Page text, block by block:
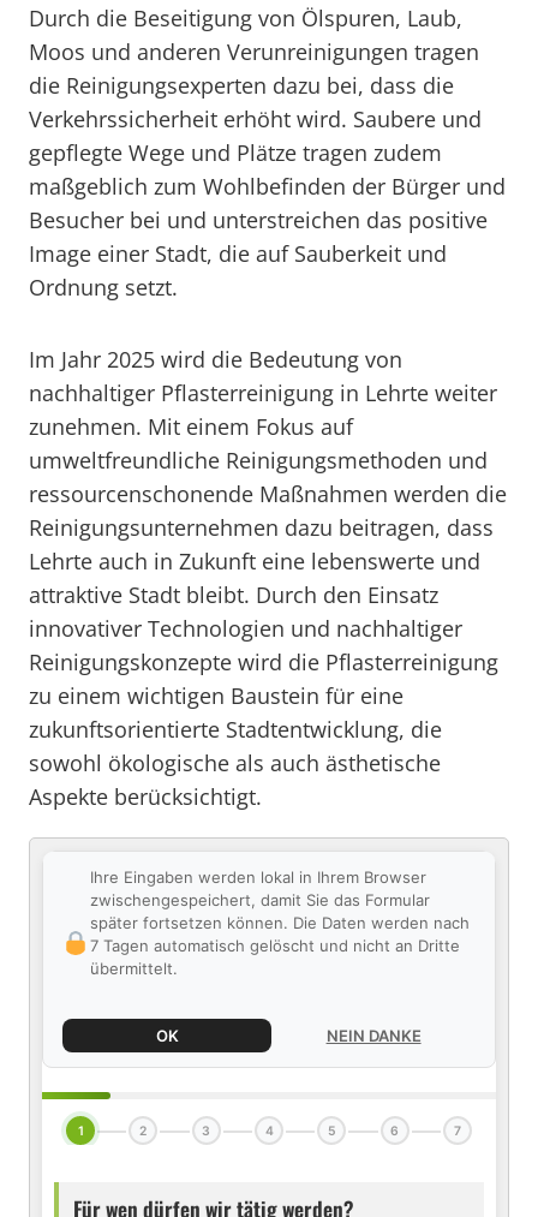
Durch die Beseitigung von Ölspuren, Laub,
Moos und anderen Verunreinigungen tragen
die Reinigungsexperten dazu bei, dass die
Verkehrssicherheit erhöht wird. Saubere und
gepflegte Wege und Plätze tragen zudem
maßgeblich zum Wohlbefinden der Bürger und
Besucher bei und unterstreichen das positive
Image einer Stadt, die auf Sauberkeit und
Ordnung setzt.
Im Jahr 2025 wird die Bedeutung von
nachhaltiger Pflasterreinigung in Lehrte weiter
zunehmen. Mit einem Fokus auf
umweltfreundliche Reinigungsmethoden und
ressourcenschonende Maßnahmen werden die
Reinigungsunternehmen dazu beitragen, dass
Lehrte auch in Zukunft eine lebenswerte und
attraktive Stadt bleibt. Durch den Einsatz
innovativer Technologien und nachhaltiger
Reinigungskonzepte wird die Pflasterreinigung
zu einem wichtigen Baustein für eine
zukunftsorientierte Stadtentwicklung, die
sowohl ökologische als auch ästhetische
Aspekte berücksichtigt.
Ihre Eingaben werden lokal in Ihrem Browser
zwischengespeichert, damit Sie das Formular
später fortsetzen können. Die Daten werden nach
7 Tagen automatisch gelöscht und nicht an Dritte
übermittelt.
OK NEIN DANKE
1 2 3 4 5 6 7
Für wen dürfen wir tätig werden?